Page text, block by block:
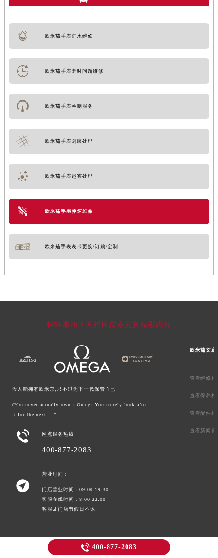
欧米茄手表进水维修
欧米茄手表走时问题维修
欧米茄手表检测服务
欧米茄手表划痕处理
欧米茄手表起雾处理
欧米茄手表摔坏维修
欧米茄手表表带更换/订购/定制
轻轻滑动下方栏目探索更多精彩内容
没人能拥有欧米茄,只不过为下一代保管而已
(You never actually own a Omega.You merely look after
it for the next ...”
 网点服务热线
400-877-2083

营业时间：
门店营业时间：09:00-19:30
客服在线时间：8:00-22:00
客服及门店节假日不休
欧米茄文章
查看维修相
查看保养相
查看配件相
查看新闻资
 400-877-2083